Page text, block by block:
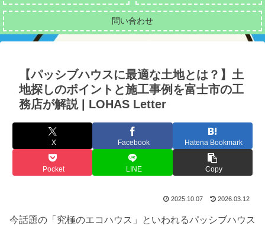
問い合わせ
【パッシブハウスに最適な土地とは？】土
地探しのポイントと施工事例を富士市の工
務店が解説 | LOHAS Letter
X Facebook Hatena Bookmark
Pocket LINE Copy
2025.10.07 2026.03.12
今話題の「究極のエコハウス」といわれるパッシブハウス